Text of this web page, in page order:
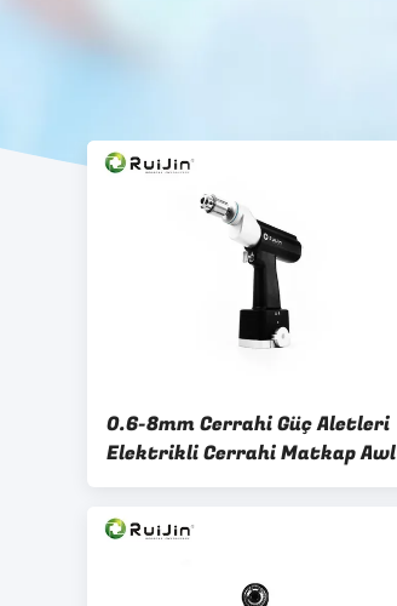
0.6-8mm Cerrahi Güç Aletleri
Elektrikli Cerrahi Matkap Awl